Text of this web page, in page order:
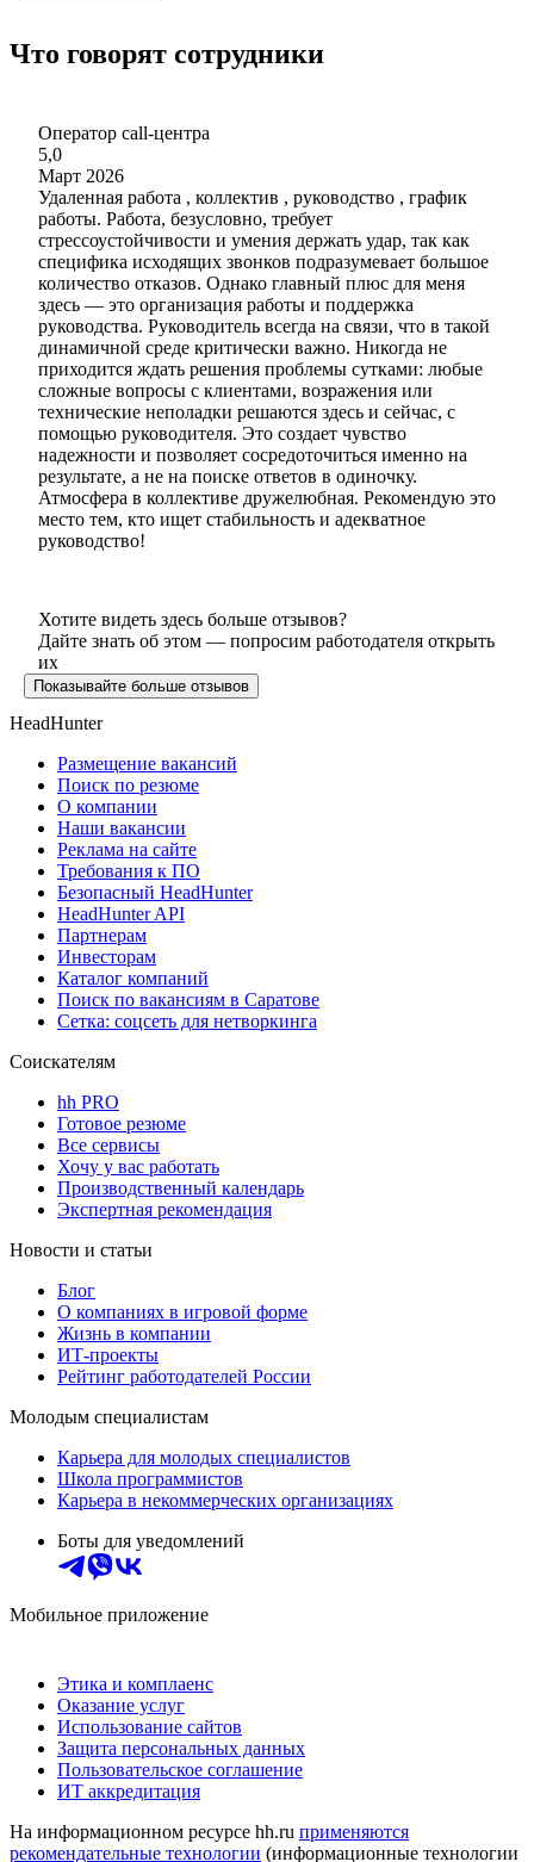
Что говорят сотрудники
Оператор call-центра
5,0
Март 2026
Удаленная работа , коллектив , руководство , график
работы. Работа, безусловно, требует
стрессоустойчивости и умения держать удар, так как
специфика исходящих звонков подразумевает большое
количество отказов. Однако главный плюс для меня
здесь — это организация работы и поддержка
руководства. Руководитель всегда на связи, что в такой
динамичной среде критически важно. Никогда не
приходится ждать решения проблемы сутками: любые
сложные вопросы с клиентами, возражения или
технические неполадки решаются здесь и сейчас, с
помощью руководителя. Это создает чувство
надежности и позволяет сосредоточиться именно на
результате, а не на поиске ответов в одиночку.
Атмосфера в коллективе дружелюбная. Рекомендую это
место тем, кто ищет стабильность и адекватное
руководство!
Хотите видеть здесь больше отзывов?
Дайте знать об этом — попросим работодателя открыть
их
Показывайте больше отзывов
HeadHunter
Размещение вакансий
Поиск по резюме
О компании
Наши вакансии
Реклама на сайте
Требования к ПО
Безопасный HeadHunter
HeadHunter API
Партнерам
Инвесторам
Каталог компаний
Поиск по вакансиям в Саратове
Сетка: соцсеть для нетворкинга
Соискателям
hh PRO
Готовое резюме
Все сервисы
Хочу у вас работать
Производственный календарь
Экспертная рекомендация
Новости и статьи
Блог
О компаниях в игровой форме
Жизнь в компании
ИТ-проекты
Рейтинг работодателей России
Молодым специалистам
Карьера для молодых специалистов
Школа программистов
Карьера в некоммерческих организациях
Боты для уведомлений
Мобильное приложение
Этика и комплаенс
Оказание услуг
Использование сайтов
Защита персональных данных
Пользовательское соглашение
ИТ аккредитация
На информационном ресурсе hh.ru применяются
рекомендательные технологии (информационные технологии